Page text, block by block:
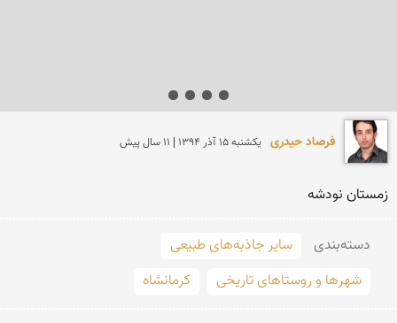
فرصاد حیدری يكشنبه 15 آذر 1394 | 11 سال پیش
زمستان نودشه
دسته‌بندی
سایر جاذبه‌های طبیعی
شهرها و روستاهای تاریخی
کرمانشاه